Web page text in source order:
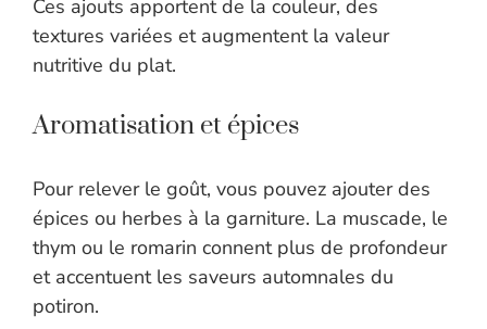
Ces ajouts apportent de la couleur, des
textures variées et augmentent la valeur
nutritive du plat.
Aromatisation et épices
Pour relever le goût, vous pouvez ajouter des
épices ou herbes à la garniture. La muscade, le
thym ou le romarin connent plus de profondeur
et accentuent les saveurs automnales du
potiron.